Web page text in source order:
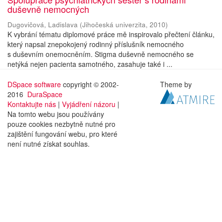
duševně nemocných
Dugovičová, Ladislava (Jihočeská univerzita, 2010)
K vybrání tématu diplomové práce mě inspirovalo přečtení článku,
který napsal znepokojený rodinný příslušník nemocného
s duševním onemocněním. Stigma duševně nemocného se
netýká nejen pacienta samotného, zasahuje také i ...
DSpace software copyright © 2002-
2016 DuraSpace
Kontaktujte nás | Vyjádření názoru |
Na tomto webu jsou používány
pouze cookies nezbytně nutné pro
zajištění fungování webu, pro které
není nutné získat souhlas.
Theme by